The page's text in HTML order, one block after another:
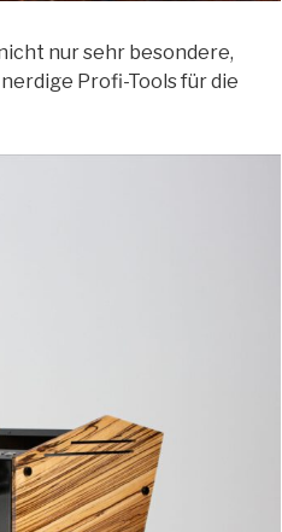
nur sehr besondere,
Profi-Tools für die